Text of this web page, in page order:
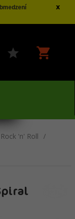
x
Rock 'n' Roll